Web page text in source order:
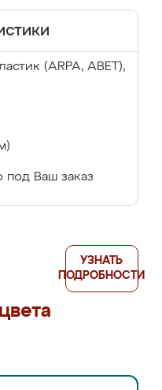
(ARPA, ABET),
под Ваш заказ
УЗНАТЬ
ПОДРОБНОСТИ